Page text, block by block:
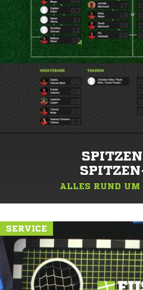
ALLES RUND UM
SERVICE